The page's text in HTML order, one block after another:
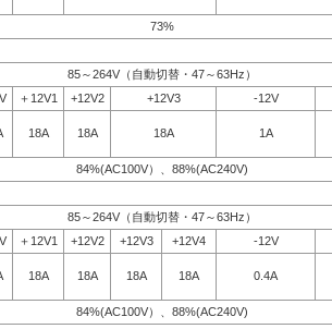
73%
85～264V（自動切替・47～63Hz）
＋12V1 +12V2 +12V3
-12V
18A 18A 18A
1A
84%(AC100V）、88%(AC240V)
85～264V（自動切替・47～63Hz）
＋12V1 +12V2 +12V3 +12V4
-12V
18A 18A 18A 18A
0.4A
84%(AC100V）、88%(AC240V)